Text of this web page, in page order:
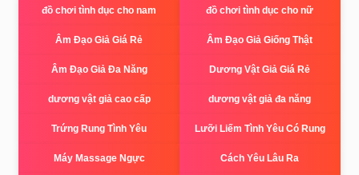
đồ chơi tình dục cho nam đồ chơi tình dục cho nữ
Âm Đạo Giả Giá Rẻ Âm Đạo Giả Giống Thật
Âm Đạo Giả Đa Năng Dương Vật Giả Giá Rẻ
dương vật giả cao cấp dương vật giả đa năng
Trứng Rung Tình Yêu Lưỡi Liếm Tình Yêu Có Rung
Máy Massage Ngực Cách Yêu Lâu Ra